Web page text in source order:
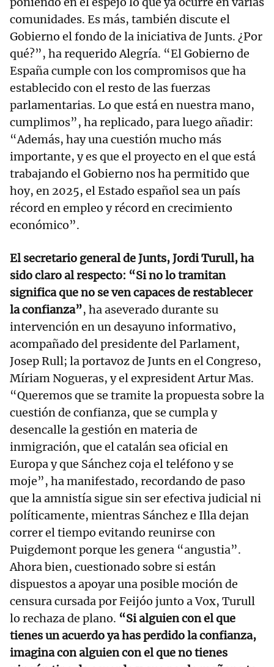
comunidades. Es más, también discute el
Gobierno el fondo de la iniciativa de Junts. ¿Por
qué?”, ha requerido Alegría. “El Gobierno de
España cumple con los compromisos que ha
establecido con el resto de las fuerzas
parlamentarias. Lo que está en nuestra mano,
cumplimos”, ha replicado, para luego añadir:
“Además, hay una cuestión mucho más
importante, y es que el proyecto en el que está
trabajando el Gobierno nos ha permitido que
hoy, en 2025, el Estado español sea un país
récord en empleo y récord en crecimiento
económico”.
El secretario general de Junts, Jordi Turull, ha
sido claro al respecto: “Si no lo tramitan
significa que no se ven capaces de restablecer
la confianza”, ha aseverado durante su
intervención en un desayuno informativo,
acompañado del presidente del Parlament,
Josep Rull; la portavoz de Junts en el Congreso,
Míriam Nogueras, y el expresident Artur Mas.
“Queremos que se tramite la propuesta sobre la
cuestión de confianza, que se cumpla y
desencalle la gestión en materia de
inmigración, que el catalán sea oficial en
Europa y que Sánchez coja el teléfono y se
moje”, ha manifestado, recordando de paso
que la amnistía sigue sin ser efectiva judicial ni
políticamente, mientras Sánchez e Illa dejan
correr el tiempo evitando reunirse con
Puigdemont porque les genera “angustia”.
Ahora bien, cuestionado sobre si están
dispuestos a apoyar una posible moción de
censura cursada por Feijóo junto a Vox, Turull
lo rechaza de plano. “Si alguien con el que
tienes un acuerdo ya has perdido la confianza,
imagina con alguien con el que no tienes